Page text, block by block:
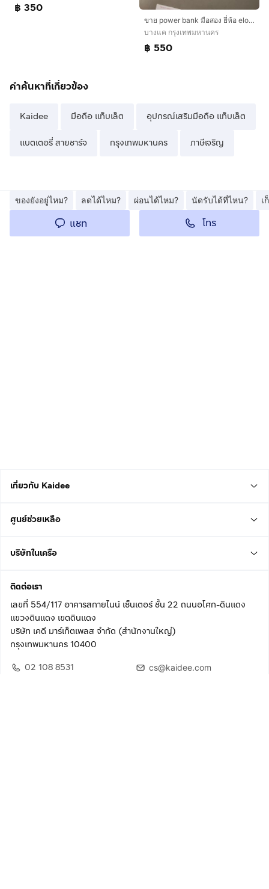
฿ 350
ขาย power bank มือสอง ยี่ห้อ eloop
บางแค กรุงเทพมหานคร
฿ 550
คำค้นหาที่เกี่ยวข้อง
Kaidee มือถือ แท็บเล็ต อุปกรณ์เสริมมือถือ แท็บเล็ต
แบตเตอรี่ สายชาร์จ กรุงเทพมหานคร ภาษีเจริญ
ของยังอยู่ไหม? ลดได้ไหม? ผ่อนได้ไหม? นัดรับได้ที่ไหน? เ
แชท โทร
เกี่ยวกับ Kaidee
ศูนย์ช่วยเหลือ
บริษัทในเครือ
ติดต่อเรา
เลขที่ 554/117 อาคารสกายไนน์ เซ็นเตอร์ ชั้น 22 ถนนอโศก-ดินแดง
แขวงดินแดง เขตดินแดง
บริษัท เคดี มาร์เก็ตเพลส จำกัด (สำนักงานใหญ่)
กรุงเทพมหานคร 10400
02 108 8531
cs@kaidee.com